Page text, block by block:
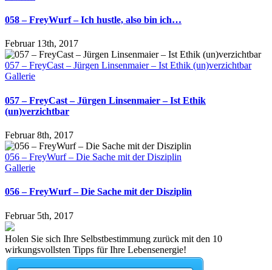
058 – FreyWurf – Ich hustle, also bin ich…
Februar 13th, 2017
057 – FreyCast – Jürgen Linsenmaier – Ist Ethik (un)verzichtbar
Gallerie
057 – FreyCast – Jürgen Linsenmaier – Ist Ethik
(un)verzichtbar
Februar 8th, 2017
056 – FreyWurf – Die Sache mit der Disziplin
Gallerie
056 – FreyWurf – Die Sache mit der Disziplin
Februar 5th, 2017
Holen Sie sich Ihre Selbstbestimmung zurück mit den 10
wirkungsvollsten Tipps für Ihre Lebensenergie!